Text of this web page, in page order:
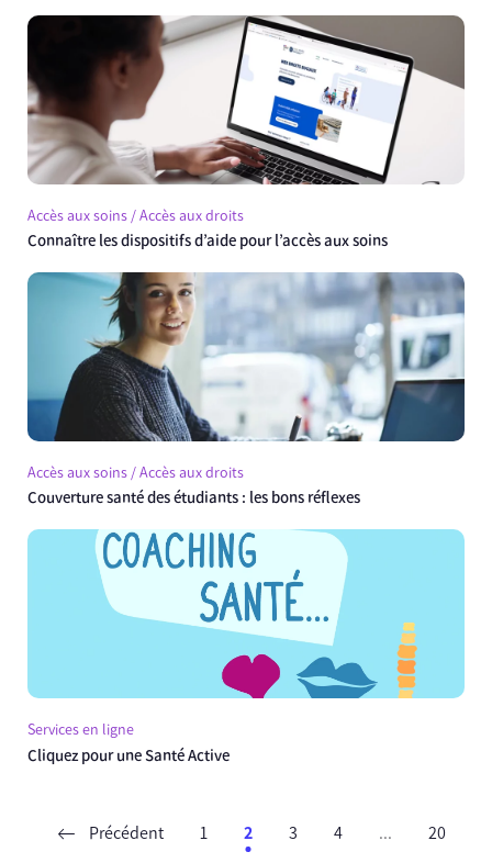
Accès aux soins / Accès aux droits
Connaître les dispositifs d’aide pour l’accès aux soins
Accès aux soins / Accès aux droits
Couverture santé des étudiants : les bons réflexes
Services en ligne
Cliquez pour une Santé Active
Précédent 1 2 3 4 ... 20